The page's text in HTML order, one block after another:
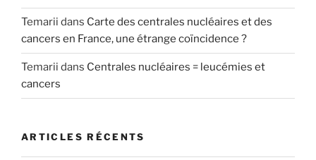
Temarii dans Carte des centrales nucléaires et des
cancers en France, une étrange coïncidence ?
Temarii dans Centrales nucléaires = leucémies et
cancers
ARTICLES RÉCENTS